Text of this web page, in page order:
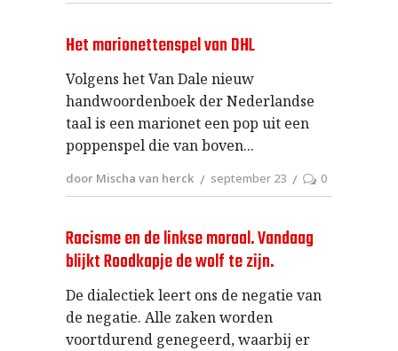
Het marionettenspel van DHL
Volgens het Van Dale nieuw
handwoordenboek der Nederlandse
taal is een marionet een pop uit een
poppenspel die van boven
door Mischa van herck september 23 0
Racisme en de linkse moraal. Vandaag
blijkt Roodkapje de wolf te zijn.
De dialectiek leert ons de negatie van
de negatie. Alle zaken worden
voortdurend genegeerd, waarbij er